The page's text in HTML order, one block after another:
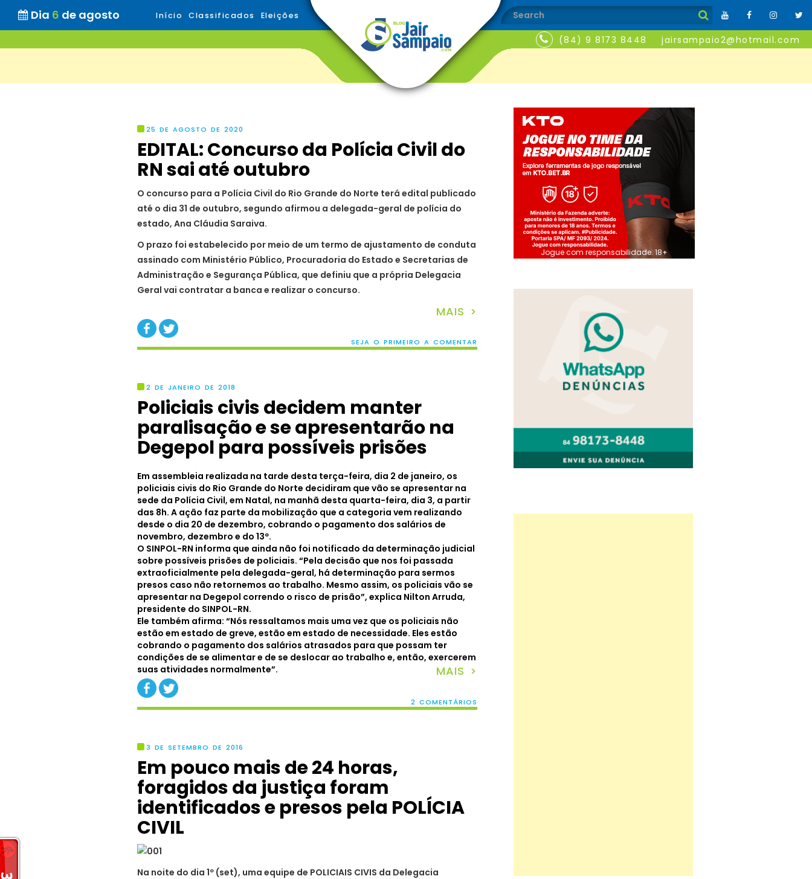
Dia 6 de agosto Início Classificados Eleições
(84) 9 8173 8448 jairsampaio2@hotmail.com
25 DE AGOSTO DE 2020
EDITAL: Concurso da Polícia Civil do
RN sai até outubro
O concurso para a Polícia Civil do Rio Grande do Norte terá edital publicado
até o dia 31 de outubro, segundo afirmou a delegada-geral de polícia do
estado, Ana Cláudia Saraiva.
O prazo foi estabelecido por meio de um termo de ajustamento de conduta
assinado com Ministério Público, Procuradoria do Estado e Secretarias de
Administração e Segurança Pública, que definiu que a própria Delegacia
Geral vai contratar a banca e realizar o concurso.
MAIS >
SEJA O PRIMEIRO A COMENTAR
2 DE JANEIRO DE 2018
Policiais civis decidem manter
paralisação e se apresentarão na
Degepol para possíveis prisões
Em assembleia realizada na tarde desta terça-feira, dia 2 de janeiro, os
policiais civis do Rio Grande do Norte decidiram que vão se apresentar na
sede da Polícia Civil, em Natal, na manhã desta quarta-feira, dia 3, a partir
das 8h. A ação faz parte da mobilização que a categoria vem realizando
desde o dia 20 de dezembro, cobrando o pagamento dos salários de
novembro, dezembro e do 13º.
O SINPOL-RN informa que ainda não foi notificado da determinação judicial
sobre possíveis prisões de policiais. “Pela decisão que nos foi passada
extraoficialmente pela delegada-geral, há determinação para sermos
presos caso não retornemos ao trabalho. Mesmo assim, os policiais vão se
apresentar na Degepol correndo o risco de prisão”, explica Nilton Arruda,
presidente do SINPOL-RN.
Ele também afirma: “Nós ressaltamos mais uma vez que os policiais não
estão em estado de greve, estão em estado de necessidade. Eles estão
cobrando o pagamento dos salários atrasados para que possam ter
condições de se alimentar e de se deslocar ao trabalho e, então, exercerem
suas atividades normalmente”.
MAIS >
2 COMENTÁRIOS
3 DE SETEMBRO DE 2016
Em pouco mais de 24 horas,
foragidos da justiça foram
identificados e presos pela POLÍCIA
CIVIL
Na noite do dia 1º (set), uma equipe de POLICIAIS CIVIS da Delegacia
Jogue com responsabilidade. 18+